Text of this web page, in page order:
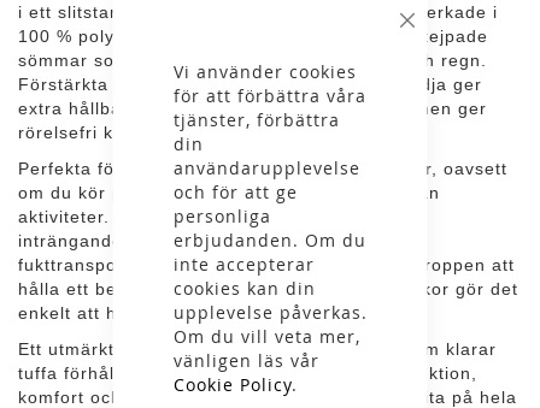
Stäng
Vi använder cookies
för att förbättra våra
tjänster, förbättra
din
användarupplevelse
och för att ge
personliga
erbjudanden. Om du
inte accepterar
cookies kan din
upplevelse påverkas.
Om du vill veta mer,
vänligen läs vår
Cookie Policy.
i ett slitstarkt plagg för aktiva vinterdagar. Tillverkade i
100 % polyester med vattentätt membran och tejpade
sömmar som effektivt stänger ute vind, snö och regn.
Förstärkta partier och en pålitlig huvuddragkedja ger
extra hållbarhet, medan den normala passformen ger
rörelsefri komfort.
Perfekta för skidåkning och andra vintersporter, oavsett
om du kör pist, åker liftburet eller rör dig mellan
aktiviteter. Den smarta snökjolen skyddar mot
inträngande snö och materialet har bra
fukttransporterande egenskaper som hjälper kroppen att
hålla ett behagligt klimat hela dagen. Flera fickor gör det
enkelt att ha viktiga småsaker nära till hands.
Ett utmärkt val för dig som vill ha skidbyxor som klarar
tuffa förhållanden och samtidigt sticker ut. Funktion,
komfort och pålitlig kvalitet i ett plagg du kan lita på hela